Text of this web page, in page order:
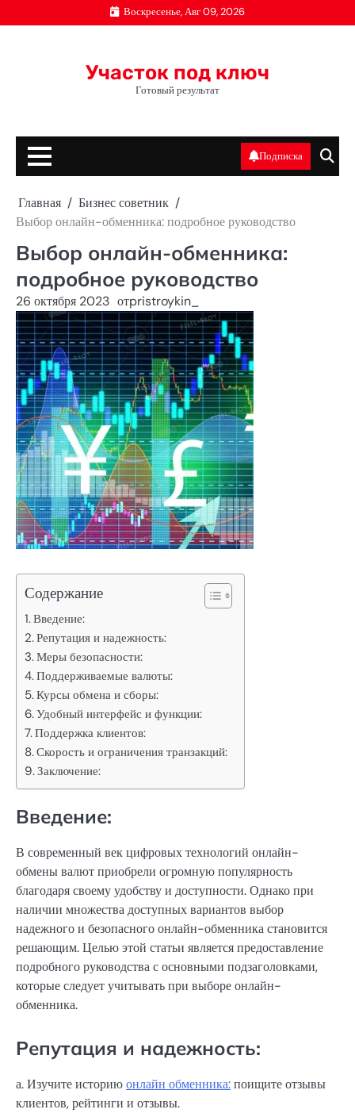
к
Воскресенье, Авг 09, 2026
Участок под ключ
Готовый результат
Подписка
Главная
Бизнес советник
Выбор онлайн-обменника: подробное руководство
Выбор онлайн-обменника:
подробное руководство
26 октября 2023 отpristroykin_
Содержание
Введение:
Репутация и надежность:
Меры безопасности:
Поддерживаемые валюты:
Курсы обмена и сборы:
Удобный интерфейс и функции:
Поддержка клиентов:
Скорость и ограничения транзакций:
Заключение:
Введение:
В современный век цифровых технологий онлайн-
обмены валют приобрели огромную популярность
благодаря своему удобству и доступности. Однако при
наличии множества доступных вариантов выбор
надежного и безопасного онлайн-обменника становится
решающим. Целью этой статьи является предоставление
подробного руководства с основными подзаголовками,
которые следует учитывать при выборе онлайн-
обменника.
Репутация и надежность:
а. Изучите историюонлайн обменника:поищите отзывы
клиентов, рейтинги и отзывы.